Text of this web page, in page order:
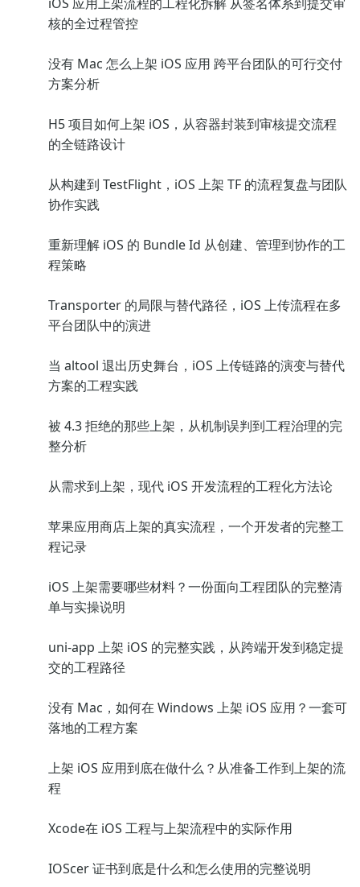
核的全过程管控
没有 Mac 怎么上架 iOS 应用 跨平台团队的可行交付
方案分析
H5 项目如何上架 iOS，从容器封装到审核提交流程
的全链路设计
从构建到 TestFlight，iOS 上架 TF 的流程复盘与团队
协作实践
重新理解 iOS 的 Bundle Id 从创建、管理到协作的工
程策略
Transporter 的局限与替代路径，iOS 上传流程在多
平台团队中的演进
当 altool 退出历史舞台，iOS 上传链路的演变与替代
方案的工程实践
被 4.3 拒绝的那些上架，从机制误判到工程治理的完
整分析
从需求到上架，现代 iOS 开发流程的工程化方法论
苹果应用商店上架的真实流程，一个开发者的完整工
程记录
iOS 上架需要哪些材料？一份面向工程团队的完整清
单与实操说明
uni-app 上架 iOS 的完整实践，从跨端开发到稳定提
交的工程路径
没有 Mac，如何在 Windows 上架 iOS 应用？一套可
落地的工程方案
上架 iOS 应用到底在做什么？从准备工作到上架的流
程
Xcode在 iOS 工程与上架流程中的实际作用
IOScer 证书到底是什么和怎么使用的完整说明